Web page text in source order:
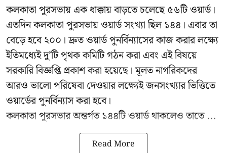
কলকাতা পুরসভায় এক ধাক্কায় বাড়তে চলেছে ৫৬টি ওয়ার্ড।
এতদিন কলকাতা পুরসভায় ওয়ার্ড সংখ্যা ছিল ১৪৪। এবার তা
বেড়ে হবে ২০০। দ্রুত ওয়ার্ড পুনর্বিন্যাসের কাজ করার লক্ষ্যে
ইতিমধ্যেই দু’টি পৃথক কমিটি গঠন করা এবং এই বিষয়ে
সরকারি বিজ্ঞপ্তি প্রকাশ করা হয়েছে। মূলত নাগরিকদের
আরও ভালো পরিষেবা দেওয়ার লক্ষ্যেই জনসংখ্যার ভিত্তিতে
ওয়ার্ডের পুনর্বিন্যাস করা হবে।
কলকাতা পুরসভার অন্তর্গত ১৪৪টি ওয়ার্ড থাকলেও তাতে ...
Read More